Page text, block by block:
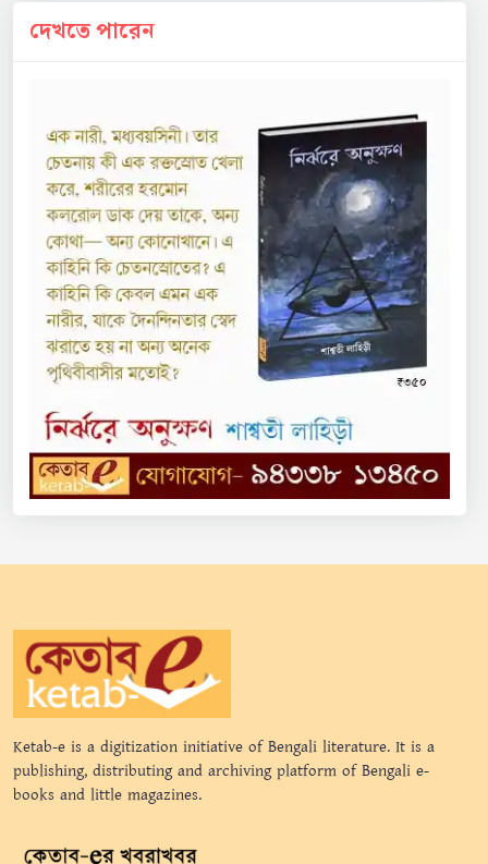
দেখতে পারেন
Ketab-e is a digitization initiative of Bengali literature. It is a
publishing, distributing and archiving platform of Bengali e-
books and little magazines.